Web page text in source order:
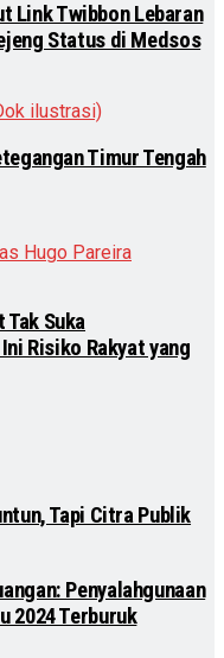
Link Twibbon Lebaran
Status di Medsos
Timur Tengah
Suka
Risiko Rakyat yang
Tapi Citra Publik
Penyalahgunaan
2024 Terburuk